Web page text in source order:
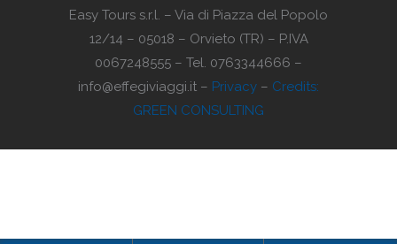
Easy Tours s.r.l. – Via di Piazza del Popolo
12/14 – 05018 – Orvieto (TR) – P.IVA
0067248555 – Tel. 0763344666 –
info@effegiviaggi.it – Privacy – Credits:
GREEN CONSULTING